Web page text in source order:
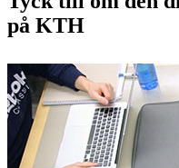
på KTH